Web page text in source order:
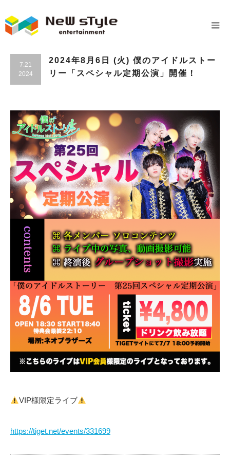
7.21
2024
2024年8月6日 (火) 僕のアイドルストー
リー「スペシャル定期公演」開催！
VIP様限定ライブ
https://tiget.net/events/331699